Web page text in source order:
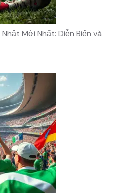
Mới Nhất: Diễn Biến và